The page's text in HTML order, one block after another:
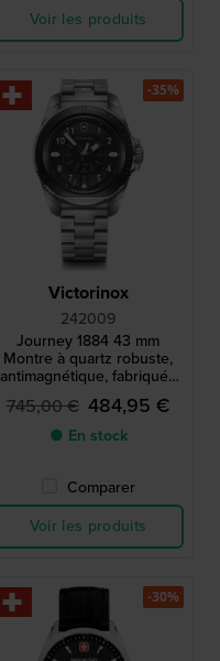
Voir les produits
Victorinox
242009
Journey 1884 43 mm
Montre à quartz robuste,
antimagnétique, fabriquée
en Suisse
745,00 € 484,95 €
● En stock
Comparer
Voir les produits
-35%
-30%